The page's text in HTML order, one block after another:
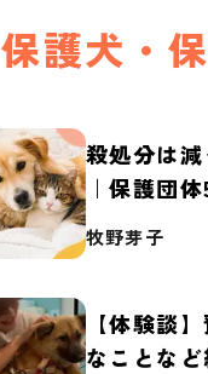
保護犬・
殺処分は
｜保護団
2026】
牧野芽子
【体験談
なことな